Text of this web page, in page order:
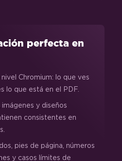
perfecta en
Chromium: lo que ves
lo que está en el PDF.
imágenes y diseños
consistentes en
pies de página, números
y casos límites de